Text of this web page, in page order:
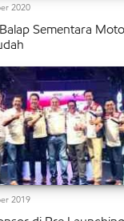
2020
Sementara
2019